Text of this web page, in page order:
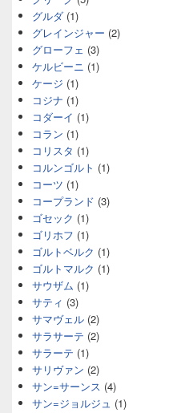
グルダ (1)
グレインジャー (2)
グローフェ (3)
ケルビーニ (1)
ケージ (1)
コジナ (1)
コダーイ (1)
コラン (1)
コリスタ (1)
コルンゴルト (1)
コーツ (1)
コープランド (3)
ゴセック (1)
ゴリホフ (1)
ゴルトベルク (1)
ゴルトマルク (1)
サウザム (1)
サティ (3)
サマヴェル (2)
サラサーテ (2)
サラーテ (1)
サリヴァン (2)
サン=サーンス (4)
サン=ジョルジュ (1)